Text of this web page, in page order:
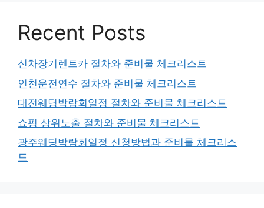
Recent Posts
신차장기렌트카 절차와 준비물 체크리스트
인천운전연수 절차와 준비물 체크리스트
대전웨딩박람회일정 절차와 준비물 체크리스트
쇼핑 상위노출 절차와 준비물 체크리스트
광주웨딩박람회일정 신청방법과 준비물 체크리스
트